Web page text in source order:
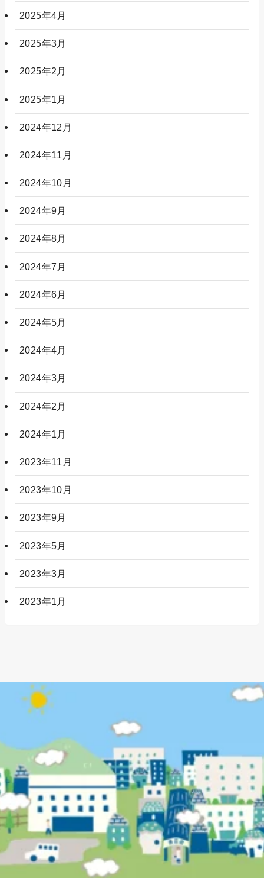
2025年4月
2025年3月
2025年2月
2025年1月
2024年12月
2024年11月
2024年10月
2024年9月
2024年8月
2024年7月
2024年6月
2024年5月
2024年4月
2024年3月
2024年2月
2024年1月
2023年11月
2023年10月
2023年9月
2023年5月
2023年3月
2023年1月